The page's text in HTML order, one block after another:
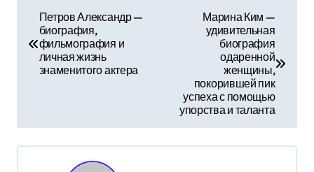
г
а
Петров Александр —
биография,
фильмография и
личная жизнь
знаменитого актера
Марина Ким —
удивительная
биография
одаренной
женщины,
покорившей пик
успеха с помощью
упорства и таланта